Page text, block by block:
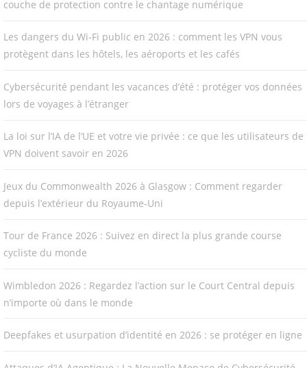
couche de protection contre le chantage numérique
Les dangers du Wi-Fi public en 2026 : comment les VPN vous
protègent dans les hôtels, les aéroports et les cafés
Cybersécurité pendant les vacances d’été : protéger vos données
lors de voyages à l’étranger
La loi sur l’IA de l’UE et votre vie privée : ce que les utilisateurs de
VPN doivent savoir en 2026
Jeux du Commonwealth 2026 à Glasgow : Comment regarder
depuis l’extérieur du Royaume-Uni
Tour de France 2026 : Suivez en direct la plus grande course
cycliste du monde
Wimbledon 2026 : Regardez l’action sur le Court Central depuis
n’importe où dans le monde
Deepfakes et usurpation d’identité en 2026 : se protéger en ligne